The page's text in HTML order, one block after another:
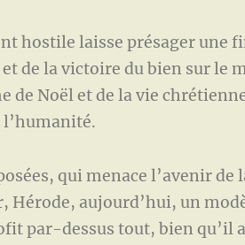
laisse présager une
de la victoire du bien sur le
de Noël et de la vie
l’humanité.
qui menace l’avenir de
Hérode, aujourd’hui, un
par-dessus tout, bien qu’il